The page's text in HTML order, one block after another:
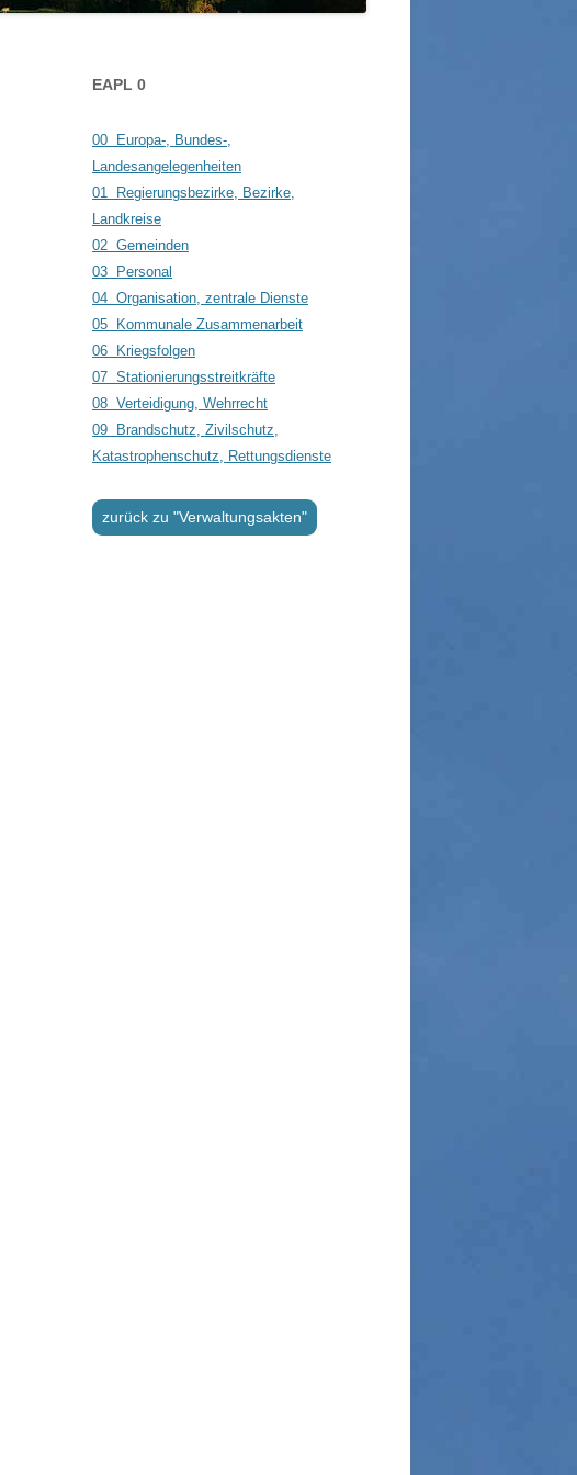
GLONNER BAUDENKMÄLER
EAPL 0
00 Europa-, Bundes-,
Landesangelegenheiten
01 Regierungsbezirke, Bezirke,
Landkreise
02 Gemeinden
03 Personal
04 Organisation, zentrale Dienste
05 Kommunale Zusammenarbeit
06 Kriegsfolgen
07 Stationierungsstreitkräfte
08 Verteidigung, Wehrrecht
09 Brandschutz, Zivilschutz,
Katastrophenschutz, Rettungsdienste
zurück zu "Verwaltungsakten"